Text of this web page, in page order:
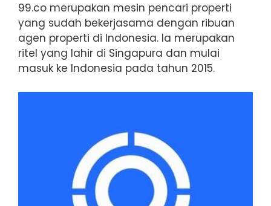
99.co merupakan mesin pencari properti
yang sudah bekerjasama dengan ribuan
agen properti di Indonesia. Ia merupakan
ritel yang lahir di Singapura dan mulai
masuk ke Indonesia pada tahun 2015.